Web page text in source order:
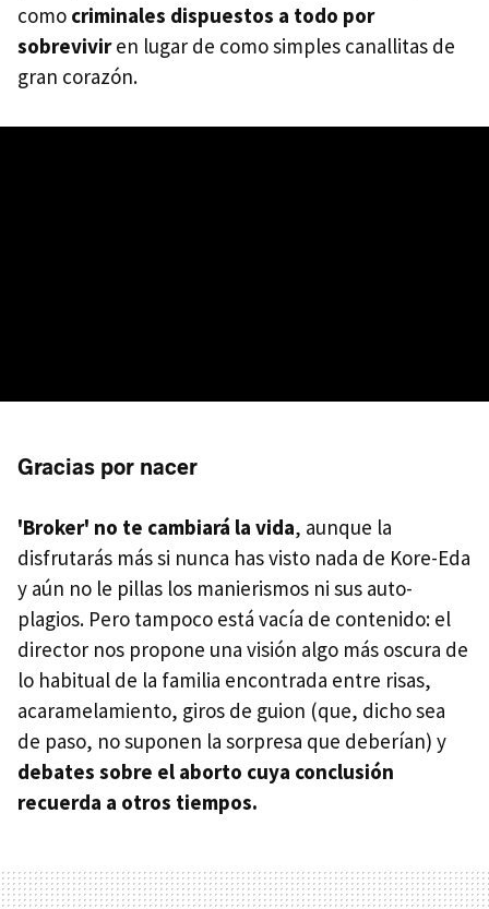
como criminales dispuestos a todo por
sobreviviren lugar de como simples canallitas de
gran corazón.
Gracias por nacer
'Broker' no te cambiará la vida, aunque la
disfrutarás más si nunca has visto nada de Kore-Eda
y aún no le pillas los manierismos ni sus auto-
plagios. Pero tampoco está vacía de contenido: el
director nos propone una visión algo más oscura de
lo habitual de la familia encontrada entre risas,
acaramelamiento, giros de guion (que, dicho sea
de paso, no suponen la sorpresa que deberían) y
debates sobre el aborto cuya conclusión
recuerda a otros tiempos.